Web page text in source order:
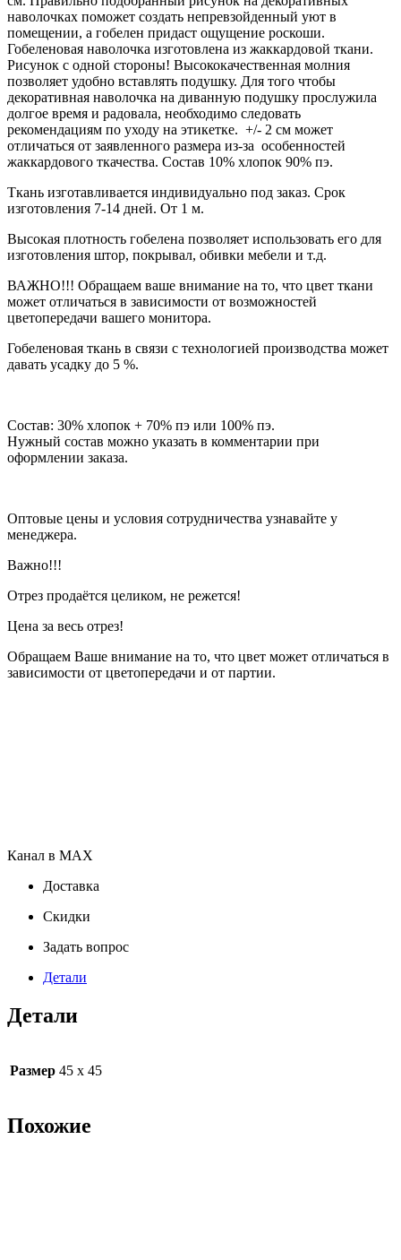
наволочках поможет создать непревзойденный уют в
помещении, а гобелен придаст ощущение роскоши.
Гобеленовая наволочка изготовлена из жаккардовой ткани.
Рисунок с одной стороны! Высококачественная молния
позволяет удобно вставлять подушку. Для того чтобы
декоративная наволочка на диванную подушку прослужила
долгое время и радовала, необходимо следовать
рекомендациям по уходу на этикетке. +/- 2 см может
отличаться от заявленного размера из-за особенностей
жаккардового ткачества. Состав 10% хлопок 90% пэ.
Ткань изготавливается индивидуально под заказ. Срок
изготовления 7-14 дней. От 1 м.
Высокая плотность гобелена позволяет использовать его для
изготовления штор, покрывал, обивки мебели и т.д.
ВАЖНО!!! Обращаем ваше внимание на то, что цвет ткани
может отличаться в зависимости от возможностей
цветопередачи вашего монитора.
Гобеленовая ткань в связи с технологией производства может
давать усадку до 5 %.
Состав: 30% хлопок + 70% пэ или 100% пэ.
Нужный состав можно указать в комментарии при
оформлении заказа.
Оптовые цены и условия сотрудничества узнавайте у
менеджера.
Важно!!!
Отрез продаётся целиком, не режется!
Цена за весь отрез!
Обращаем Ваше внимание на то, что цвет может отличаться в
зависимости от цветопередачи и от партии.
Канал в MAX
Доставка
Скидки
Задать вопрос
Детали
Детали
Размер 45 х 45
Похожие